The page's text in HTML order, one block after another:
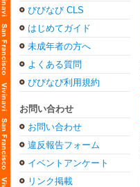
びびなび CLS
はじめてガイド
未成年者の方へ
よくある質問
びびなび利用規約
お問い合わせ
お問い合わせ
違反報告フォーム
イベントアンケート
リンク掲載